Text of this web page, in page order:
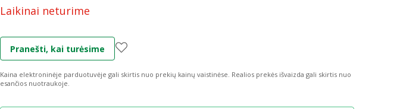
Laikinai neturime
Pranešti, kai turėsime
Kaina elektroninėje parduotuvėje gali skirtis nuo prekių kainų vaistinėse. Realios prekės išvaizda gali skirtis nuo
esančios nuotraukoje.